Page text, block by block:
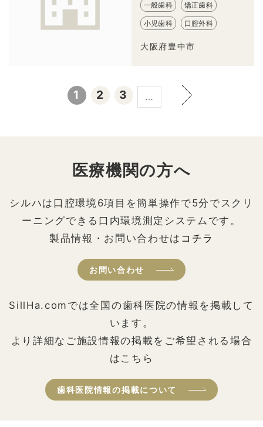
一般歯科 矯正歯科
小児歯科 口腔外科
大阪府豊中市
1 2 3 …
医療機関の方へ
シルハは口腔環境6項目を簡単操作で5分でスクリ
ーニングできる口内環境測定システムです。
製品情報・お問い合わせは コチラ
お問い合わせ
SillHa.comでは全国の歯科医院の情報を掲載して
います。
より詳細なご施設情報の掲載をご希望される場合
はこちら
歯科医院情報の掲載について